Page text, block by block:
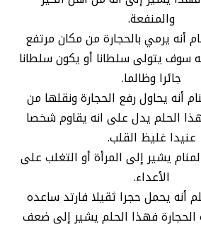
والمنفعة.
أنه يرمي بالحجارة من مكان مرتفع
سوف يتولى سلطانا أو يكون سلطانا
جائرا وظالما.
أنه يحاول رفع الحجارة ونقلها من
الحلم يدل على انه يقاوم شخصا
عنيدا غليظ القلب.
يشير إلى المرأة أو التغلب على
الأعداء.
أنه يحمل حجرا ثقيلا فارتد ساعده
فهذا الحلم يشير إلى ضعف